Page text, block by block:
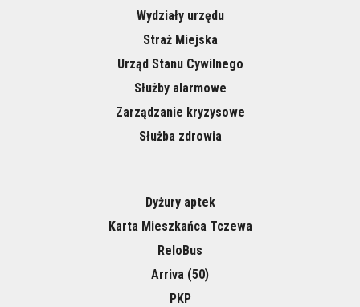
Wydziały urzędu
Straż Miejska
Urząd Stanu Cywilnego
Służby alarmowe
Zarządzanie kryzysowe
Służba zdrowia
Dyżury aptek
Karta Mieszkańca Tczewa
ReloBus
Arriva (50)
PKP